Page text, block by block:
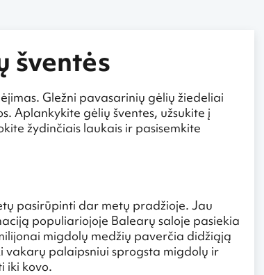
šventės
Gležni pavasarinių gėlių žiedeliai
Aplankykite gėlių šventes, užsukite į
žydinčiais laukais ir pasisemkite
pasirūpinti dar metų pradžioje. Jau
populiariojoje Balearų saloje pasiekia
migdolų medžių paverčia didžiąją
vakarų palaipsniui sprogsta migdolų ir
iki kovo.